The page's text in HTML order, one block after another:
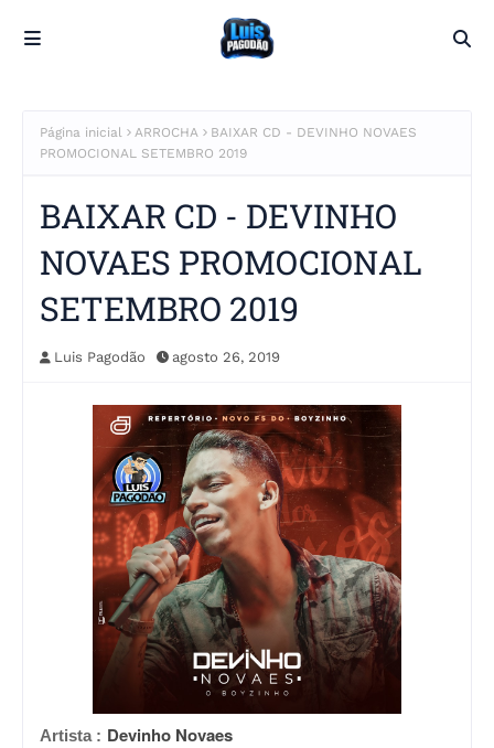
Página inicial ARROCHA
BAIXAR CD - DEVINHO NOVAES
PROMOCIONAL SETEMBRO 2019
BAIXAR CD - DEVINHO
NOVAES PROMOCIONAL
SETEMBRO 2019
Luis Pagodão agosto 26, 2019
Artista : Devinho Novaes